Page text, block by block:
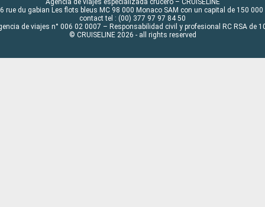
rue du gabian Les flots bleus MC 98 000 Monaco SAM con un capital de 150 000
contact tel : (00) 377 97 97 84 50
de viajes n° 006 02 0007 – Responsabilidad civil y profesional RC RSA de
© CRUISELINE 2026 - all rights reserved